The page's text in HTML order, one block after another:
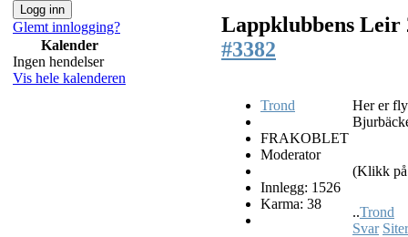
Glemt innlogging?
Kalender
Ingen hendelser
Vis hele kalenderen
Lappklubbens Leir
#3382
Trond
FRAKOBLET
Moderator
Innlegg: 1526
Karma: 38
Her er
(Klikk på
..Trond
Svar Siter